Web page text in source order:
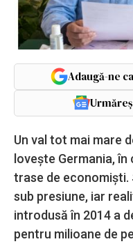
Adaugă-ne
Un val tot mai mare
lovește Germania,
trase de economiști.
sub presiune, iar
introdusă în 2014 a
pentru milioane de